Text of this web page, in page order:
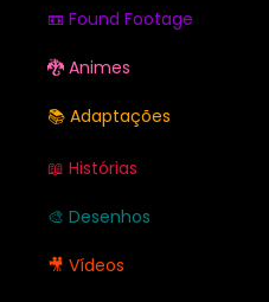
📼 Found Footage
🐉 Animes
📚 Adaptações
📖 Histórias
🎨 Desenhos
🎥 Vídeos